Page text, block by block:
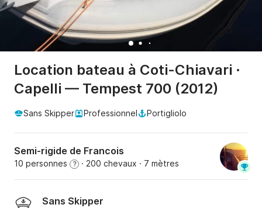
Location bateau à Coti-Chiavari ·
Capelli — Tempest 700 (2012)
Sans Skipper Professionnel Portigliolo
Semi-rigide de Francois
10 personnes ? · 200 chevaux · 7 mètres
Sans Skipper